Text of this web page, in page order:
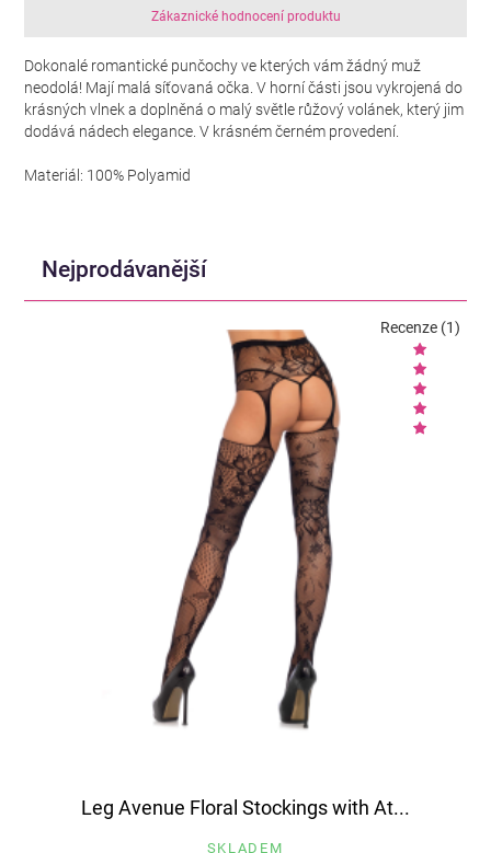
Zákaznické hodnocení produktu
Dokonalé romantické punčochy ve kterých vám žádný muž
neodolá! Mají malá síťovaná očka. V horní části jsou vykrojená do
krásných vlnek a doplněná o malý světle růžový volánek, který jim
dodává nádech elegance. V krásném černém provedení.
Materiál: 100% Polyamid
Nejprodávanější
Leg Avenue Floral Stockings with At...
SKLADEM
Recenze (1)